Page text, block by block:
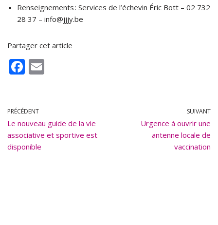
Renseignements : Services de l’échevin Éric Bott – 02 732
28 37 – info@jjjy.be
Partager cet article
F
b
o
o
PRÉCÉDENT
Le nouveau guide de la vie
associative et sportive est
disponible
SUIVANT
Urgence à ouvrir une
antenne locale de
vaccination